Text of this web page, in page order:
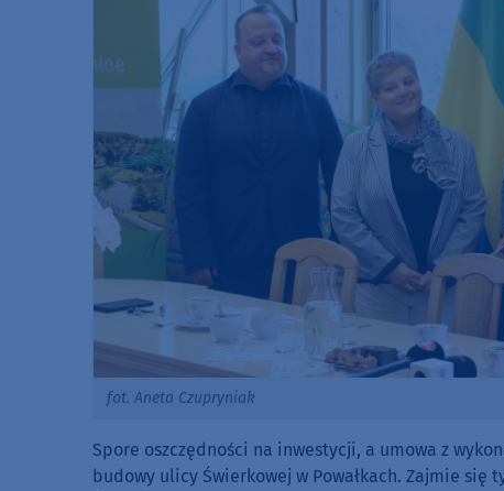
fot. Aneta Czupryniak
Spore oszczędności na inwestycji, a umowa z
budowy ulicy Świerkowej w Powałkach. Zajmie